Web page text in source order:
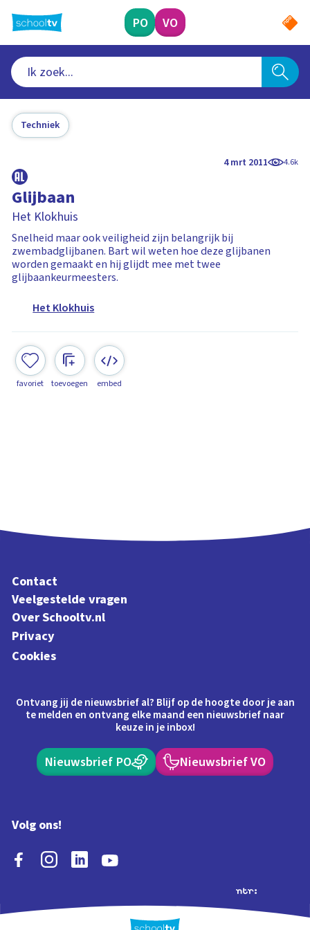
naar
hoofdinhoud
PO VO
Techniek
4 mrt 2011 4.6k
Glijbaan
Het Klokhuis
Snelheid maar ook veiligheid zijn belangrijk bij
zwembadglijbanen. Bart wil weten hoe deze glijbanen
worden gemaakt en hij glijdt mee met twee
glijbaankeurmeesters.
Het Klokhuis
favoriet toevoegen embed
Contact
Veelgestelde vragen
Over Schooltv.nl
Privacy
Cookies
Ontvang jij de nieuwsbrief al? Blijf op de hoogte door je aan
te melden en ontvang elke maand een nieuwsbrief naar
keuze in je inbox!
Nieuwsbrief PO Nieuwsbrief VO
Volg ons!